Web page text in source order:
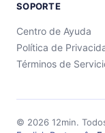
SOPORTE
Centro de Ayuda
Política de
Términos de
© 2026 12min.